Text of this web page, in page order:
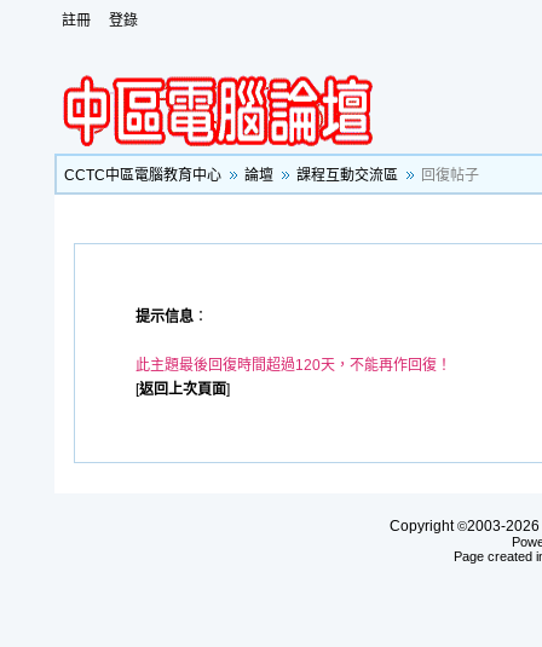
註冊 登錄
CCTC中區電腦教育中心 論壇 課程互動交流區 回復帖子
提示信息 ：
此主題最後回復時間超過120天，不能再作回復！
[返回上次頁面]
Copyright©2003-2026
Page created